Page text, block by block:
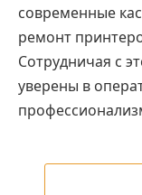
современные
ремонт
Сотрудничая с
уверены в